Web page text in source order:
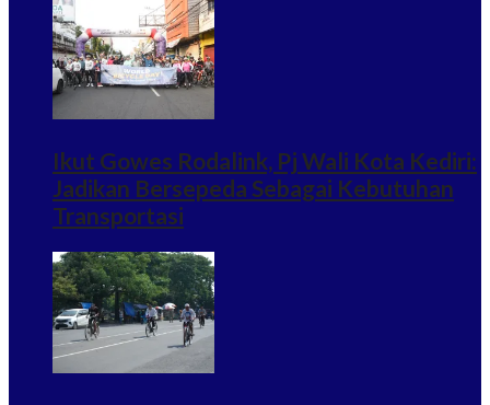
Ikut Gowes Rodalink, Pj Wali Kota Kediri:
Jadikan Bersepeda Sebagai Kebutuhan
Transportasi